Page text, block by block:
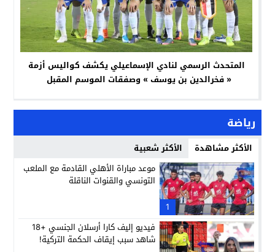
المتحدث الرسمي لنادي الإسماعيلي يكشف كواليس أزمة
« فخرالدين بن يوسف » وصفقات الموسم المقبل
رياضة
الأكثر مشاهدة الأكثر شعبية
1
موعد مباراة الأهلي القادمة مع الملعب
التونسي والقنوات الناقلة
فيديو إليف كارا أرسلان الجنسي +18
شاهد سبب إيقاف الحكمة التركية!